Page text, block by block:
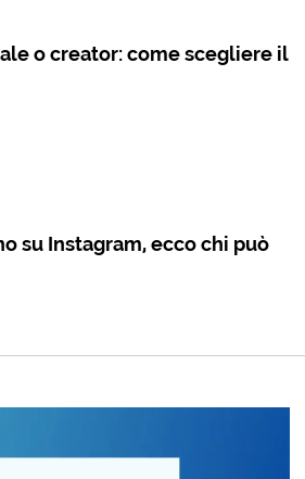
o creator: come scegliere il
su Instagram, ecco chi può